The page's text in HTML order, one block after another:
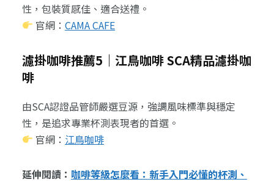
性，包裝質感佳、適合送禮。
官網：CAMA CAFE
濾掛咖啡推薦5｜江鳥咖啡 SCA精品濾掛咖
啡
由SCA認證品管師嚴選豆源，強調風味標準與穩定
性，是追求專業杯測表現者的首選。
官網： 江鳥咖啡
延伸閱讀： 咖啡等級怎麼看：新手入門必懂的杯測、